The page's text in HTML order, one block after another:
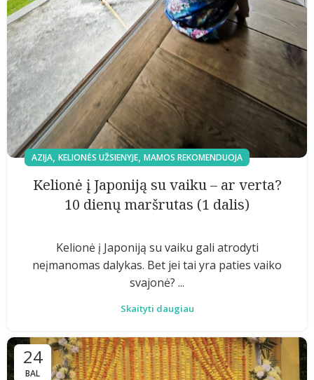
AZIJA, KELIONĖS UŽSIENYJE, MAMOS REKOMENDUOJA
Kelionė į Japoniją su vaiku – ar verta?
10 dienų maršrutas (1 dalis)
Kelionė į Japoniją su vaiku gali atrodyti
neįmanomas dalykas. Bet jei tai yra paties vaiko
svajonė? ...
Skaityti daugiau
24
BAL